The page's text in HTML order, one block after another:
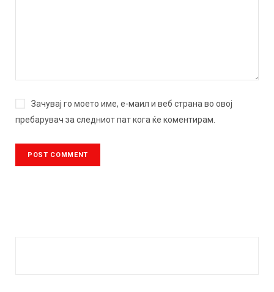
Зачувај го моето име, е-маил и веб страна во овој
пребарувач за следниот пат кога ќе коментирам.